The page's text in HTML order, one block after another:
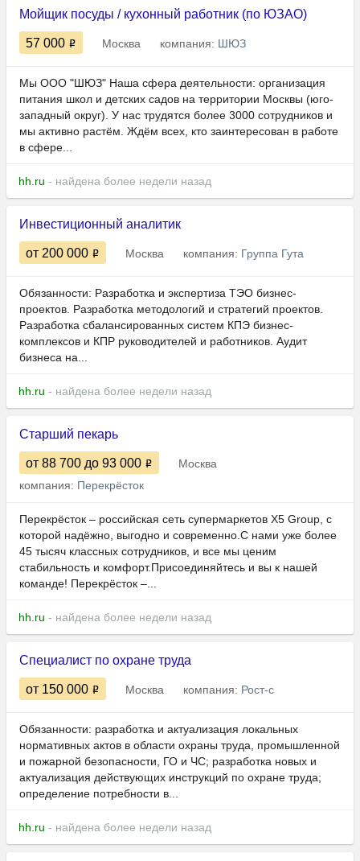
Мойщик посуды / кухонный работник (по ЮЗАО)
57 000 Москва компания: ШЮЗ
Мы ООО "ШЮЗ" Наша сфера деятельности: организация
питания школ и детских садов на территории Москвы (юго-
западный округ). У нас трудятся более 3000 сотрудников и
мы активно растём. Ждём всех, кто заинтересован в работе
в сфере...
hh.ru - найдена более недели назад
Инвестиционный аналитик
от 200 000 Москва компания: Группа Гута
Обязанности: Разработка и экспертиза ТЭО бизнес-
проектов. Разработка методологий и стратегий проектов.
Разработка сбалансированных систем КПЭ бизнес-
комплексов и КПР руководителей и работников. Аудит
бизнеса на...
hh.ru - найдена более недели назад
Старший пекарь
от 88 700 до 93 000
Москва
компания: Перекрёсток
Перекрёсток – российская сеть супермаркетов X5 Group, с
которой надёжно, выгодно и современно.С нами уже более
45 тысяч классных сотрудников, и все мы ценим
стабильность и комфорт.Присоединяйтесь и вы к нашей
команде! Перекрёсток –...
hh.ru - найдена более недели назад
Специалист по охране труда
от 150 000 Москва компания: Рост-с
Обязанности: разработка и актуализация локальных
нормативных актов в области охраны труда, промышленной
и пожарной безопасности, ГО и ЧС; разработка новых и
актуализация действующих инструкций по охране труда;
определение потребности в...
hh.ru - найдена более недели назад